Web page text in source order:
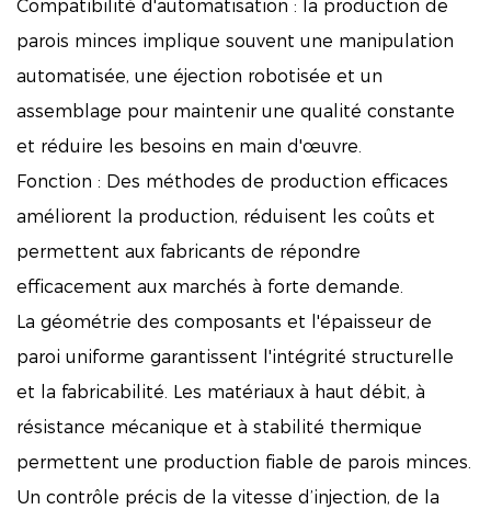
Compatibilité d'automatisation : la production de
parois minces implique souvent une manipulation
automatisée, une éjection robotisée et un
assemblage pour maintenir une qualité constante
et réduire les besoins en main d'œuvre.
Fonction : Des méthodes de production efficaces
améliorent la production, réduisent les coûts et
permettent aux fabricants de répondre
efficacement aux marchés à forte demande.
La géométrie des composants et l'épaisseur de
paroi uniforme garantissent l'intégrité structurelle
et la fabricabilité. Les matériaux à haut débit, à
résistance mécanique et à stabilité thermique
permettent une production fiable de parois minces.
Un contrôle précis de la vitesse d’injection, de la